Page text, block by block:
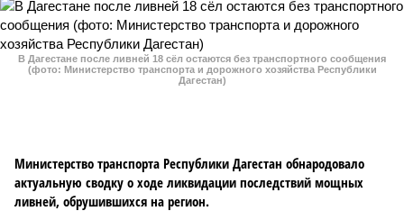
В Дагестане после ливней 18 сёл остаются без транспортного сообщения
(фото: Министерство транспорта и дорожного хозяйства Республики
Дагестан)
Министерство транспорта Республики Дагестан обнародовало
актуальную сводку о ходе ликвидации последствий мощных
ливней, обрушившихся на регион.